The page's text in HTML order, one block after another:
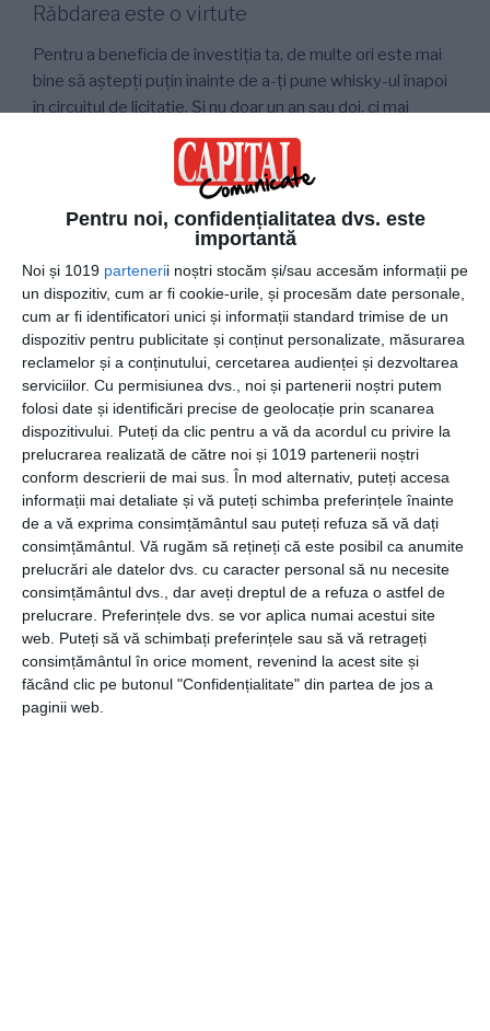
Pentru noi, confidențialitatea dvs. este
importantă
Noi și 1019 partenerii noștri stocăm și/sau accesăm informații pe
un dispozitiv, cum ar fi cookie-urile, și procesăm date personale,
cum ar fi identificatori unici și informații standard trimise de un
dispozitiv pentru publicitate și conținut personalizate, măsurarea
reclamelor și a conținutului, cercetarea audienței și dezvoltarea
serviciilor. Cu permisiunea dvs., noi și partenerii noștri putem
folosi date și identificări precise de geolocație prin scanarea
dispozitivului. Puteți da clic pentru a vă da acordul cu privire la
prelucrarea realizată de către noi și 1019 partenerii noștri
conform descrierii de mai sus. În mod alternativ, puteți accesa
informații mai detaliate și vă puteți schimba preferințele înainte
de a vă exprima consimțământul sau puteți refuza să vă dați
consimțământul. Vă rugăm să rețineți că este posibil ca anumite
prelucrări ale datelor dvs. cu caracter personal să nu necesite
consimțământul dvs., dar aveți dreptul de a refuza o astfel de
prelucrare. Preferințele dvs. se vor aplica numai acestui site
web. Puteți să vă schimbați preferințele sau să vă retrageți
consimțământul în orice moment, revenind la acest site și
făcând clic pe butonul "Confidențialitate" din partea de jos a
paginii web.
Răbdarea este o virtute
Pentru a beneficia de investiția ta, de multe ori este mai
bine să aștepți puțin înainte de a-ți pune whisky-ul înapoi
în circuitul de licitație. Și nu doar un an sau doi, ci mai
degrabă un deceniu sau doi! Edițiile speciale și limitate
cresc în raritate în timp, iar valoarea unui whisky antic
crește pur și simplu pentru că își cultivă aspectul istoric.
Dacă ai răbdare, vei fi recompensat.
Păstrarea
Este mai usor sa depozitezi whisky-ul decat vinul pentru
ca poate fi pastrat in diverse medii. Însă dacă ești
colecționar și vrei să depozitezi sticlele de whisky pentru
perioade lungi de timp, este indicat să fii atent la
condițiile de depozitare.O sticlă de whisky trebuie
păstrată în poziție verticală , deoarece dopul ei nu se
închide la fel de strâns ca cel al unei sticle de vin.
Păstreaz-o departe de lumina directă a soarelui și
asigura-te că temperatura de depozitare rămâne sub
temperatura camerei. Astfel whisky-ul se va evapora mai
puțin. În cele din urmă, umiditatea din pivnițe poate
deteriora eticheta și capacele cu șuruburi trebuie strânse
din când în când.
Alegerea whisky-urilor este un proces incitant și, dacă